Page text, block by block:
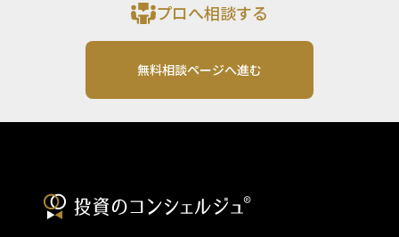
プロへ相談する
無料相談ページへ進む